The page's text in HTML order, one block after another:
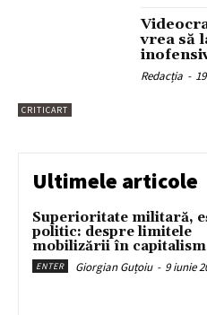
CRITICART
vrea să
Redacția -
Ultimele articole
Superioritate militară,
politic: despre limitele
mobilizării în capitalism
ENTER Giorgian Guțoiu - 9 iunie